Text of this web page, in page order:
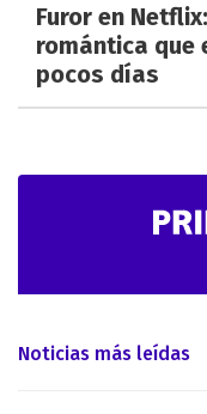
Furor en
romántica que
pocos días
Noticias más leídas